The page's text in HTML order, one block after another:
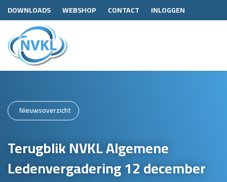
DOWNLOADS WEBSHOP CONTACT INLOGGEN
Nieuwsoverzicht
Terugblik NVKL Algemene
Ledenvergadering 12 december